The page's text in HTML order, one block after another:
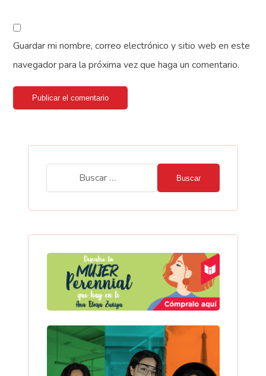
Guardar mi nombre, correo electrónico y sitio web en este
navegador para la próxima vez que haga un comentario.
Publicar el comentario
Buscar